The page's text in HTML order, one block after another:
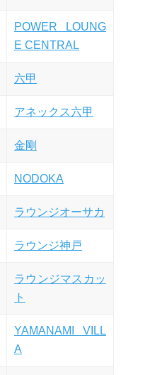
POWER LOUNG
E CENTRAL
六甲
アネックス六甲
金剛
NODOKA
ラウンジオーサカ
ラウンジ神戸
ラウンジマスカッ
ト
YAMANAMI VILL
A